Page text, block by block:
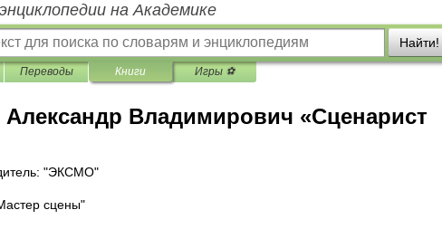
на Академике
Найти!
Переводы Книги Игры ⚽
Владимирович «Сценарист
"ЭКСМО"
сцены"